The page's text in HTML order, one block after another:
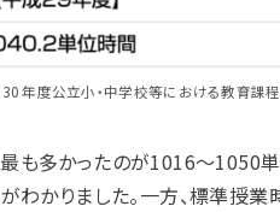
30 年度公立小・中学校等における教育課
も多かったのが1016〜1050
わかりました。一方、標準授